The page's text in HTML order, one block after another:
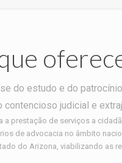
do estudo e do
contencioso judicial e
a prestação de serviços a
de advocacia no âmbito
do Arizona, viabilizando as